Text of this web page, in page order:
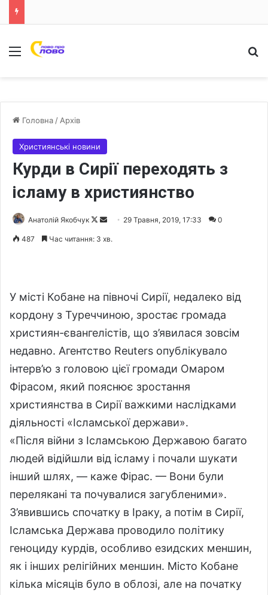
Меню
Головна / Архів
Християнські новини
Курди в Сирії переходять з
ісламу в християнство
Анатолій Якобчук
F
n
X
n
m
a
i
29 Травня, 2019, 17:33 0
487 Час читання: 3 хв.
У місті Кобане на півночі Сирії, недалеко від
кордону з Туреччиною, зростає громада
християн-євангелістів, що з’явилася зовсім
недавно. Агентство Reuters опублікувало
інтерв’ю з головою цієї громади Омаром
Фірасом, який пояснює зростання
християнства в Сирії важкими наслідками
діяльності «Ісламської держави».
«Після війни з Ісламською Державою багато
людей відійшли від ісламу і почали шукати
інший шлях, — каже Фірас. — Вони були
перелякані та почувалися загубленими».
З’явившись спочатку в Іраку, а потім в Сирії,
Ісламська Держава проводило політику
геноциду курдів, особливо езидских меншин,
як і інших релігійних меншин. Місто Кобане
кілька місяців було в облозі, але на початку